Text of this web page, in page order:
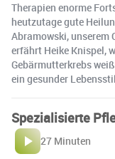
Therapien enorme
heutzutage gute
Abramowski, unserem
erfährt Heike Knispel,
Gebärmutterkrebs
ein gesunder
Spezialisierte
27 Minuten